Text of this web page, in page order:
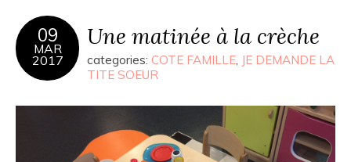
09
MAR
2017
Une matinée à la crèche
categories: COTE FAMILLE, JE DEMANDE LA
TITE SOEUR